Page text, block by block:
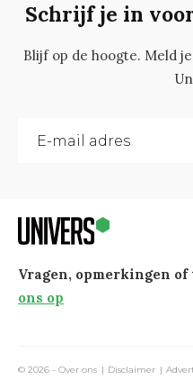
Schrijf je in
Blijf op de hoogte. Meld
Vragen, opmerkingen of
ons op
© 2026 - Over ons Disclaimer